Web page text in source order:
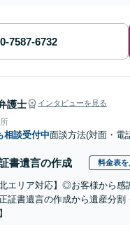
護士 インタビューを見る
相談受付中面談方法(対面・電
書遺言の作成 料金表を
北エリア対応】◎お客様から
証書遺言の作成から遺産分